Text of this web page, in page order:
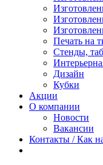
Печать на
Стенды,
Дизайн
Кубки
Акции
О компании
Новости
Вакансии
Контакты / Как